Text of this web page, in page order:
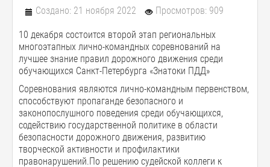
Создано: 21 ноября 2022 Просмотров: 909
10 декабря состоится второй этап региональных
многоэтапных лично-командных соревнований на
лучшее знание правил дорожного движения среди
обучающихся Санкт-Петербурга «Знатоки ПДД»
Соревнования являются лично-командным первенством,
способствуют пропаганде безопасного и
законопослушного поведения среди обучающихся,
содействию государственной политике в области
безопасности дорожного движения, развитию
творческой активности и профилактики
правонарушений.По решению судейской коллеги к